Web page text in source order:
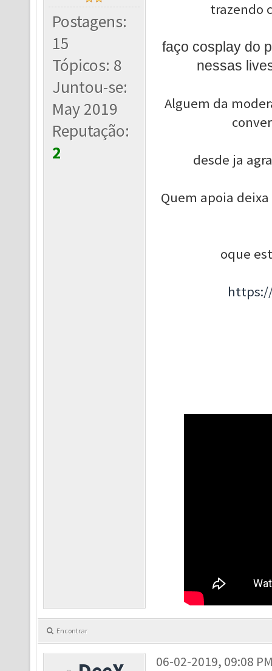
Postagens:
15
Tópicos: 8
Juntou-se:
May 2019
Reputação:
2
trazendo
faço cosplay do
nessas
Alguem da
desde ja
Quem apoia
oque
Encontrar
06-02-2019, 09:08